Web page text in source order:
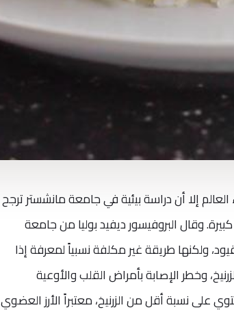
في جميع أنحاء العالم إلا أن دراسة بيئية في جامعة مانشستر ترجح
كبيرة. وقال البروفيسور ديفيد بوليا من جامعة
ولكنها طريقة غير مكلفة نسبياً لمعرفة إذا
وخطر الإصابة بأمراض القلب والأوعية
على نسبة أقل من الزرنيخ، معتبراً الأرز العضوي